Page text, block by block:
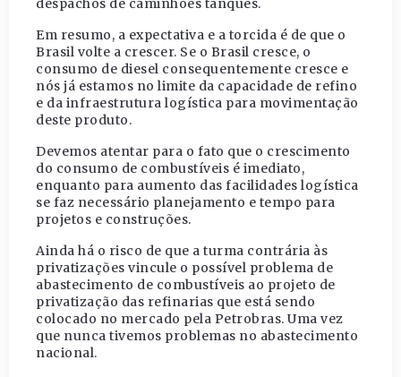
despachos de caminhões tanques.
Em resumo, a expectativa e a torcida é de que o
Brasil volte a crescer. Se o Brasil cresce, o
consumo de diesel consequentemente cresce e
nós já estamos no limite da capacidade de refino
e da infraestrutura logística para movimentação
deste produto.
Devemos atentar para o fato que o crescimento
do consumo de combustíveis é imediato,
enquanto para aumento das facilidades logística
se faz necessário planejamento e tempo para
projetos e construções.
Ainda há o risco de que a turma contrária às
privatizações vincule o possível problema de
abastecimento de combustíveis ao projeto de
privatização das refinarias que está sendo
colocado no mercado pela Petrobras. Uma vez
que nunca tivemos problemas no abastecimento
nacional.